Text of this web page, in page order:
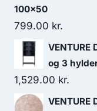
100x50
799.00 kr.
VENTURE
og 3
1,529.00 kr.